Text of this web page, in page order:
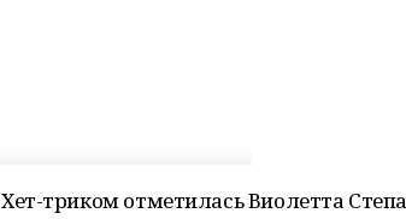
Хет-триком отметилась Виолетта